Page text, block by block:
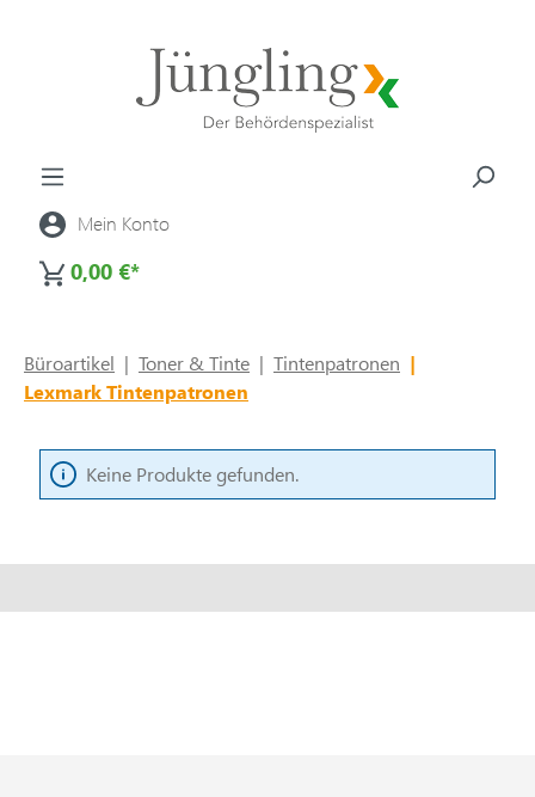
Mein Konto
0,00 €*
Büroartikel | Toner & Tinte | Tintenpatronen |
Lexmark Tintenpatronen
Keine Produkte gefunden.